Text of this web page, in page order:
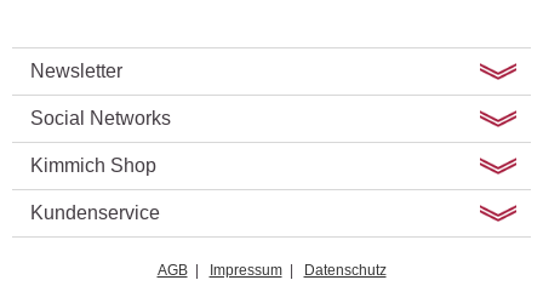
Newsletter
Social Networks
Kimmich Shop
Kundenservice
AGB| Impressum| Datenschutz